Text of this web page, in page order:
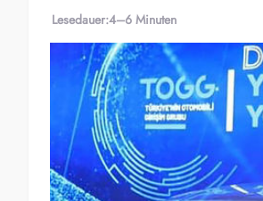
Lesedauer:4–6 Minuten